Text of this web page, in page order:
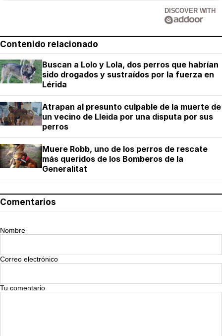
DISCOVER WITH
Contenido relacionado
Buscan a Lolo y Lola, dos perros que habrían
sido drogados y sustraídos por la fuerza en
Lérida
Atrapan al presunto culpable de la muerte de
un vecino de Lleida por una disputa por sus
perros
Muere Robb, uno de los perros de rescate
más queridos de los Bomberos de la
Generalitat
Comentarios
Nombre
Correo electrónico
Tu comentario